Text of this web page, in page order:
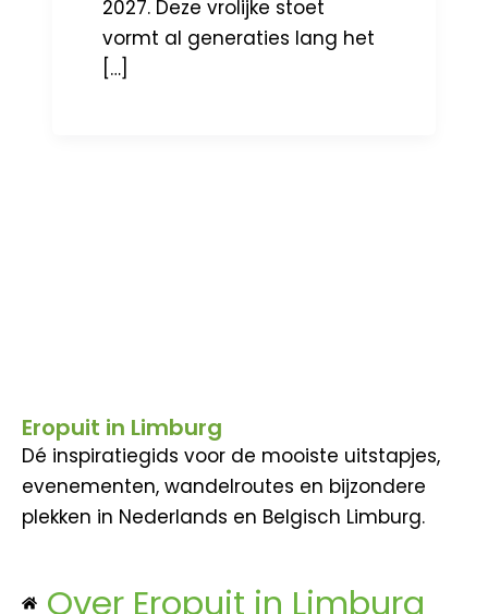
2027. Deze vrolijke stoet
vormt al generaties lang het
[…]
Eropuit in Limburg
Dé inspiratiegids voor de mooiste uitstapjes,
evenementen, wandelroutes en bijzondere
plekken in Nederlands en Belgisch Limburg.
Over Eropuit in Limburg